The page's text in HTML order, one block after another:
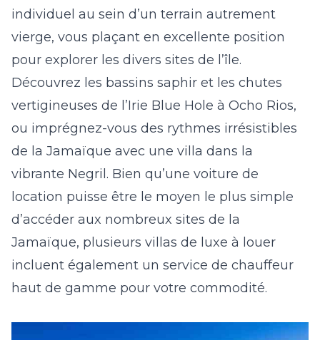
individuel au sein d’un terrain autrement
vierge, vous plaçant en excellente position
pour explorer les divers sites de l’île.
Découvrez les bassins saphir et les chutes
vertigineuses de l’Irie Blue Hole à Ocho Rios,
ou imprégnez-vous des rythmes irrésistibles
de la Jamaïque avec une villa dans la
vibrante Negril. Bien qu’une voiture de
location puisse être le moyen le plus simple
d’accéder aux nombreux sites de la
Jamaïque, plusieurs villas de luxe à louer
incluent également un service de chauffeur
haut de gamme pour votre commodité.